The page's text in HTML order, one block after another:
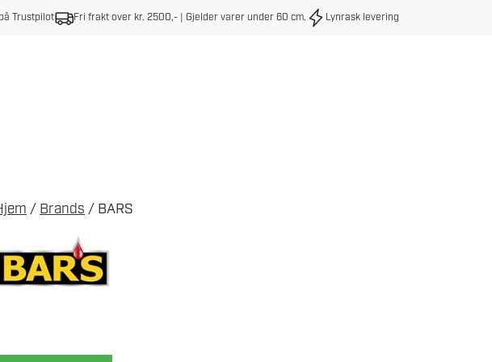
Trustpilot Fri frakt over kr. 2500,- | Gjelder varer under 60 cm. Lynrask levering
/ Brands / BARS